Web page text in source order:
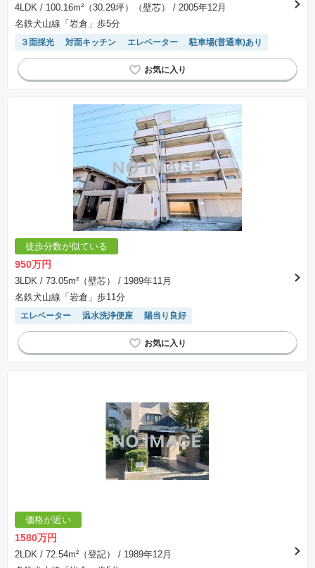
4LDK / 100.16m²（30.29坪）（壁芯）
/ 2005年12月
名鉄犬山線「岩倉」歩5分
３面採光 対面キッチン エレベーター 駐車場(普通車)あり
徒歩分数が似ている
950万円
3LDK / 73.05m²（壁芯）
/ 1989年11月
名鉄犬山線「岩倉」歩11分
エレベーター 温水洗浄便座 陽当り良好
価格が近い
1580万円
2LDK / 72.54m²（登記）
/ 1989年12月